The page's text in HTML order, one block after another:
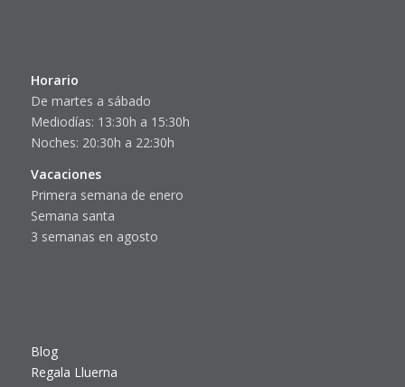
Horario
De martes a sábado
Mediodías: 13:30h a 15:30h
Noches: 20:30h a 22:30h
Vacaciones
Primera semana de enero
Semana santa
3 semanas en agosto
Blog
Regala Lluerna